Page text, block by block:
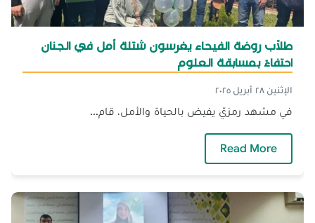
طلّاب روضة الفيحاء يغرسون شتلة أمل في الجنان
احتفاءً بمسابقة العلوم
الإثنين ٢٨ أبريل ٢٠٢٥
في مشهد رمزيّ يفيض بالحياة والأمل، قام...
Read More